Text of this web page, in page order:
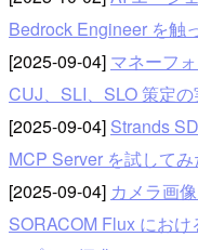
Bedrock Engineer を触
[2025-09-04] マネーフ
CUJ、SLI、SLO 策定の
[2025-09-04] Strands
MCP Server を試してみ
[2025-09-04] カメラ画
SORACOM Flux にお